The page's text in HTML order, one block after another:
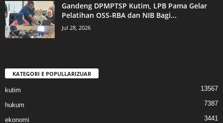
Gandeng DPMPTSP Kutim, LPB Pama Gelar
Pelatihan OSS-RBA dan NIB Bagi...
Jul 28, 2026
KATEGORI E POPULLARIZUAR
kutim 13567
hukum 7387
ekonomi 3441